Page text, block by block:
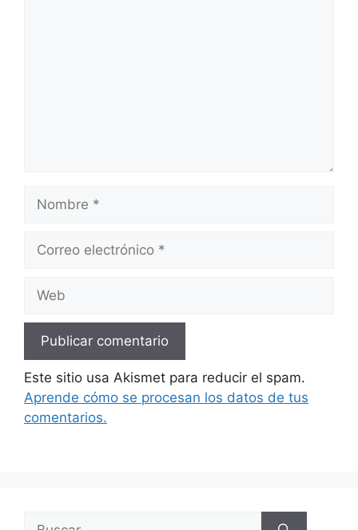
electrónico
Este sitio usa Akismet para reducir el spam.
Aprende cómo se procesan los datos de tus
comentarios.
Buscar: